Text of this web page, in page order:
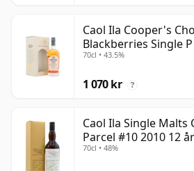
Caol Ila Cooper's
Blackberries Single P
70cl • 43.5%
1 070 kr ?
Caol Ila Single Malts
Parcel #10 2010 12
70cl • 48%